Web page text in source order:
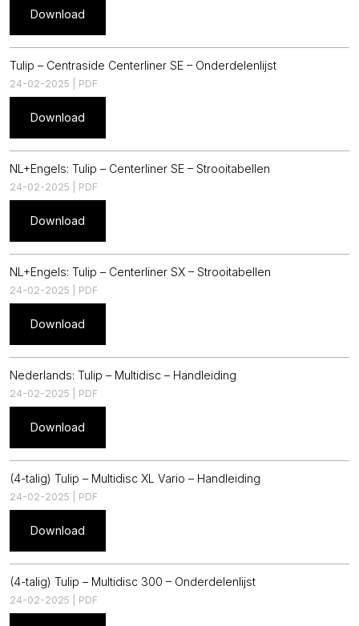
Download
Tulip – Centraside Centerliner SE – Onderdelenlijst
24-02-2025 | PDF
Download
NL+Engels: Tulip – Centerliner SE – Strooitabellen
24-02-2025 | PDF
Download
NL+Engels: Tulip – Centerliner SX – Strooitabellen
24-02-2025 | PDF
Download
Nederlands: Tulip – Multidisc – Handleiding
24-02-2025 | PDF
Download
(4-talig) Tulip – Multidisc XL Vario – Handleiding
24-02-2025 | PDF
Download
(4-talig) Tulip – Multidisc 300 – Onderdelenlijst
24-02-2025 | PDF